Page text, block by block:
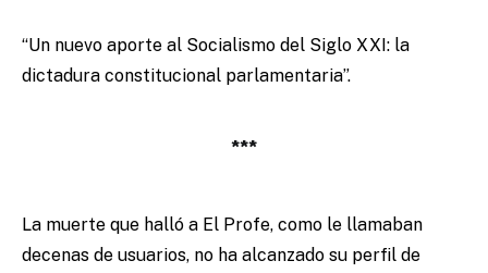
“Un nuevo aporte al Socialismo del Siglo XXI: la
dictadura constitucional parlamentaria”.
***
La muerte que halló a El Profe, como le llamaban
decenas de usuarios, no ha alcanzado su perfil de